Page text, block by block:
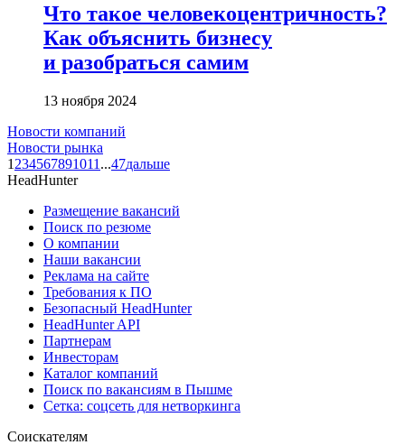
Что такое человеко­центричность?
Как объяснить бизнесу
и разобраться самим
13 ноября 2024
Новости компаний
Новости рынка
1 234567891011 ...47дальше
HeadHunter
Размещение вакансий
Поиск по резюме
О компании
Наши вакансии
Реклама на сайте
Требования к ПО
Безопасный HeadHunter
HeadHunter API
Партнерам
Инвесторам
Каталог компаний
Поиск по вакансиям в Пышме
Сетка: соцсеть для нетворкинга
Соискателям